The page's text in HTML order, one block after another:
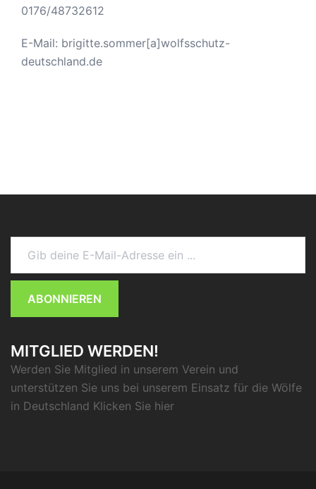
0176/48732612
E-Mail: brigitte.sommer[a]wolfsschutz-
deutschland.de
Gib deine E-Mail-Adresse ein ...
ABONNIEREN
MITGLIED WERDEN!
Werden Sie Mitglied in unserem Verein und
unterstützen Sie uns bei unserem Einsatz für die Wölfe
in Deutschland Klicken Sie hier